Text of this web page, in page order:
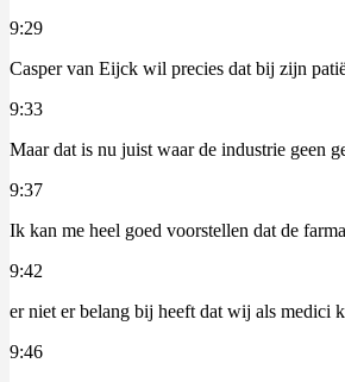
9:29
Casper van Eijck wil precies dat bij zijn
9:33
Maar dat is nu juist waar de industrie geen
9:37
Ik kan me heel goed voorstellen dat de
9:42
er niet er belang bij heeft dat wij als medici
9:46